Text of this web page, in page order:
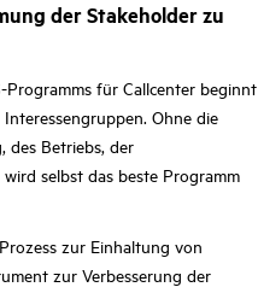
der Stakeholder zu
für Callcenter beginnt
Ohne die
des Betriebs, der
selbst das beste Programm
zur Einhaltung von
zur Verbesserung der